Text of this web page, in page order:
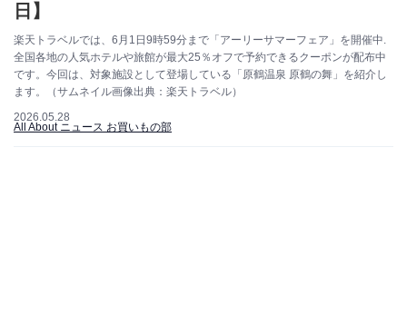
日】
楽天トラベルでは、6月1日9時59分まで「アーリーサマーフェア」を開催中.
全国各地の人気ホテルや旅館が最大25％オフで予約できるクーポンが配布中
です。今回は、対象施設として登場している「原鶴温泉 原鶴の舞」を紹介し
ます。（サムネイル画像出典：楽天トラベル）
2026.05.28
All About ニュース お買いもの部